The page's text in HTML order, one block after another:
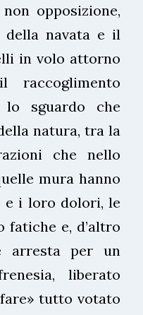
opposizione,
della navata e il
in volo attorno
lo sguardo che
natura, tra la
che nello
mura hanno
e i loro dolori, le
fatiche e, d’altro
arresta per un
liberato
tutto votato